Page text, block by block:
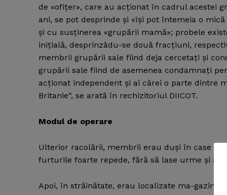
News
de «ofiţer», care au acţionat în cadrul acestei
ani, se pot desprinde şi «îşi pot întemeia o
şi cu susţinerea «grupării mamă»; probele
iniţială, desprinzâdu-se două fracţiuni,
membrii grupării sale fiind deja cercetaţi şi
grupării sale fiind de asemenea condamnaţi
acţionat independent şi ai cărei o parte dintre
Britanie“, se arată în rechizitoriul DIICOT.
Modul de operare
Ulterior racolării, membrii erau duşi în case
furturile foarte repede, fără să lase urme şi a
Apoi, în străinătate, erau localizate ma-